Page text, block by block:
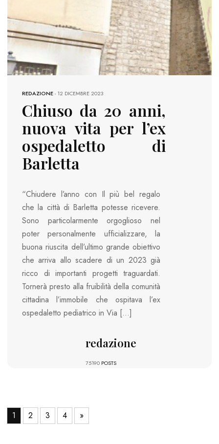
REDAZIONE-12 DICEMBRE 2023
Chiuso da 20 anni,
nuova vita per l’ex
ospedaletto di
Barletta
“Chiudere l’anno con Il più bel regalo
che la città di Barletta potesse ricevere.
Sono particolarmente orgoglioso nel
poter personalmente ufficializzare, la
buona riuscita dell’ultimo grande obiettivo
che arriva allo scadere di un 2023 già
ricco di importanti progetti traguardati.
Tornerà presto alla fruibilità della comunità
cittadina l’immobile che ospitava l’ex
ospedaletto pediatrico in Via […]
redazione
75190 POSTS
1 2 3 4 »